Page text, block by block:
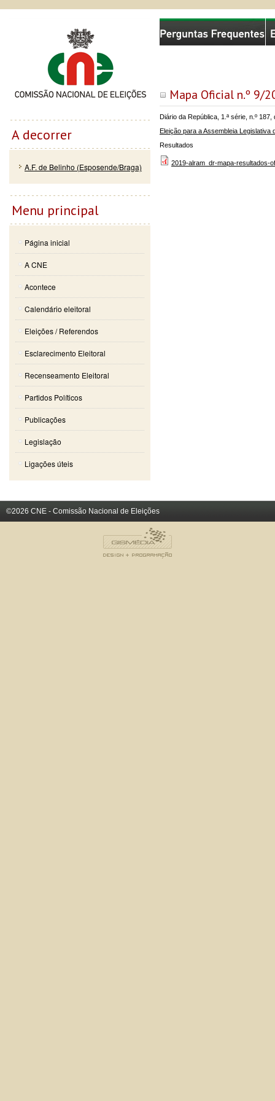
Mapa Oficial n.º 9/
Diário da República, 1.ª série, n.º
Eleição para a Assembleia Legislativa
Resultados
2019-alram_dr-mapa-resultados-
Comissão Nacional de Eleições
A decorrer
A.F. de Belinho (Esposende/Braga)
Menu principal
Página inicial
A CNE
Acontece
Calendário eleitoral
Eleições / Referendos
Esclarecimento Eleitoral
Recenseamento Eleitoral
Partidos Políticos
Publicações
Legislação
Ligações úteis
©2026 CNE - Comissão Nacional de Eleições